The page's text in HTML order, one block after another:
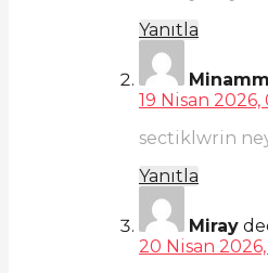
Yanıtla
Minamm
19 Nisan 2026,
sectiklwrin
Yanıtla
Miray
20 Nisan 2026,